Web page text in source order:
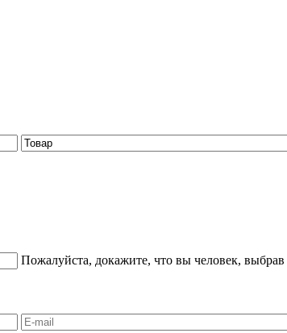
Пожалуйста, докажите, что вы человек, выбрав